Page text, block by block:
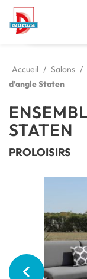
Accueil / Salons /
d’angle Staten
STATEN
PROLOISIRS